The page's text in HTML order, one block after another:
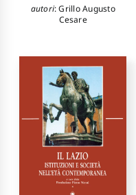
autori:Grillo Augusto
Cesare